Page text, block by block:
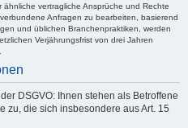
vertragliche Ansprüche und Rechte
Anfragen zu bearbeiten, basierend
und üblichen Branchenpraktiken, werden
Verjährungsfrist von drei Jahren
DSGVO: Ihnen stehen als Betroffene
zu, die sich insbesondere aus Art. 15